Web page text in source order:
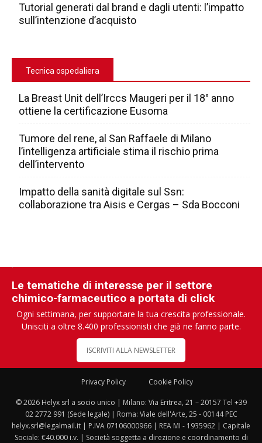
Tutorial generati dal brand e dagli utenti: l’impatto
sull’intenzione d’acquisto
Tecnica ospedaliera
La Breast Unit dell’Irccs Maugeri per il 18° anno
ottiene la certificazione Eusoma
Tumore del rene, al San Raffaele di Milano
l’intelligenza artificiale stima il rischio prima
dell’intervento
Impatto della sanità digitale sul Ssn:
collaborazione tra Aisis e Cergas – Sda Bocconi
Le tematiche di interesse per il settore
chimico-farmaceutico a portata di click
Ogni settimana, per supportare la tua crescita professionale.
Unisciti a oltre 8.400 professionisti che già ne fanno parte.
ISCRIVITI ALLA NEWSLETTER
Privacy Policy Cookie Policy
© 2026 Helyx srl a socio unico | Milano: Via Eritrea, 21 – 20157 Tel +39
02 2772 991 (Sede legale) | Roma: Viale dell'Arte, 25 - 00144 PEC
helyx.srl@legalmail.it | P.IVA 07106000966 | REA MI - 1935962 | Capitale
Sociale: €40.000 i.v. | Società soggetta a direzione e coordinamento di